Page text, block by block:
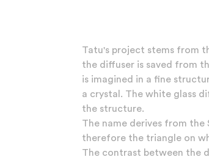
Tatu's project stems from
the diffuser is saved from
is imagined in a fine
a crystal. The white glass
the structure.
The name derives from
therefore the triangle on
The contrast between the